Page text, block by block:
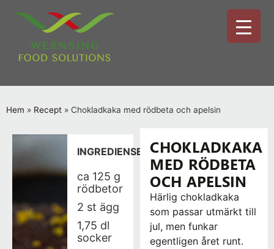
Hem » Recept » Chokladkaka med rödbeta och apelsin
INGREDIENSER
ca 125 g
rödbetor
2 st ägg
1,75 dl
socker
CHOKLADKAKA
MED RÖDBETA
OCH APELSIN
Härlig chokladkaka
som passar utmärkt till
jul, men funkar
egentligen året runt.